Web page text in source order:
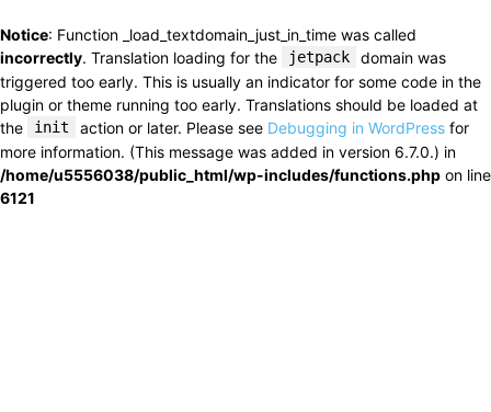
Notice: Function _load_textdomain_just_in_time was called
incorrectly. Translation loading for the jetpack
domain was
triggered too early. This is usually an indicator for some code in the
plugin or theme running too early. Translations should be loaded at
the
init action or later. Please see Debugging in WordPress for
more information. (This message was added in version 6.7.0.) in
/home/u5556038/public_html/wp-includes/functions.php on line
6121